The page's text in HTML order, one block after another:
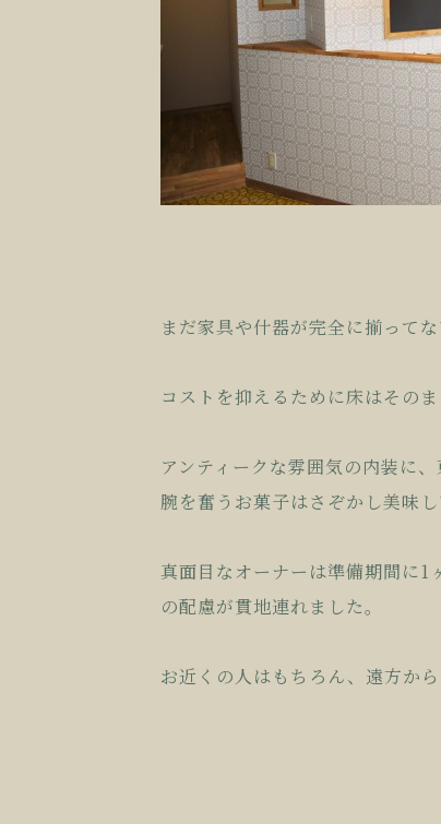
まだ家具や什器が完全に揃って
コストを抑えるために床はその
アンティークな雰囲気の内装に
腕を奮うお菓子はさぞかし美味
真面目なオーナーは準備期間に1
の配慮が貫地連れました。
お近くの人はもちろん、遠方か